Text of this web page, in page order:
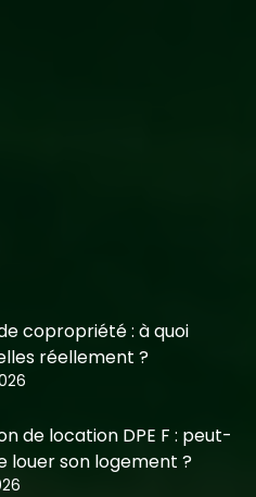
copropriété : à quoi
réellement ?
de location DPE F : peut-
louer son logement ?